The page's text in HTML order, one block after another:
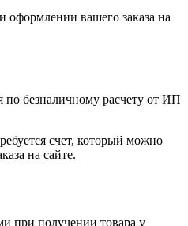
оформлении вашего заказа на
по безналичному расчету от ИП
счет, который можно
на сайте.
при получении товара у